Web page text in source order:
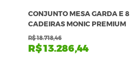
CONJUNTO MESA GARDA E 8
CADEIRAS MONIC PREMIUM
R$ 18.718,46
R$ 13.286,44